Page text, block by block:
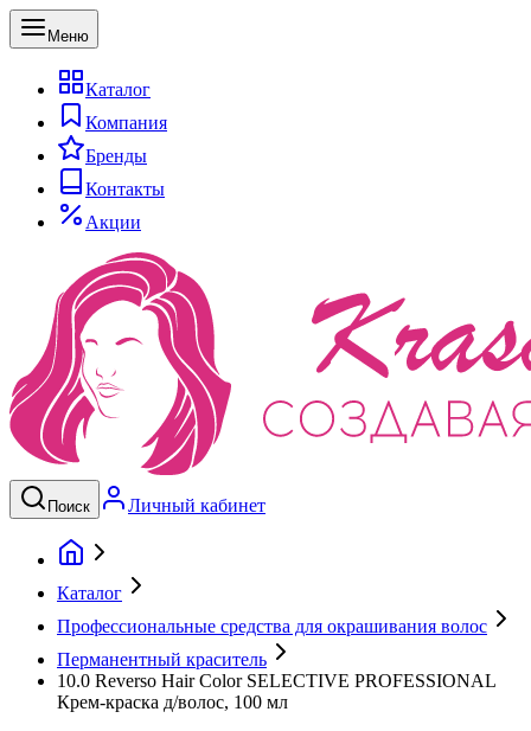
Меню
Каталог
Компания
Бренды
Контакты
Акции
Поиск Личный кабинет
Каталог
Профессиональные средства для окрашивания волос
Перманентный краситель
10.0 Reverso Hair Color SELECTIVE PROFESSIONAL
Крем-краска д/волос, 100 мл